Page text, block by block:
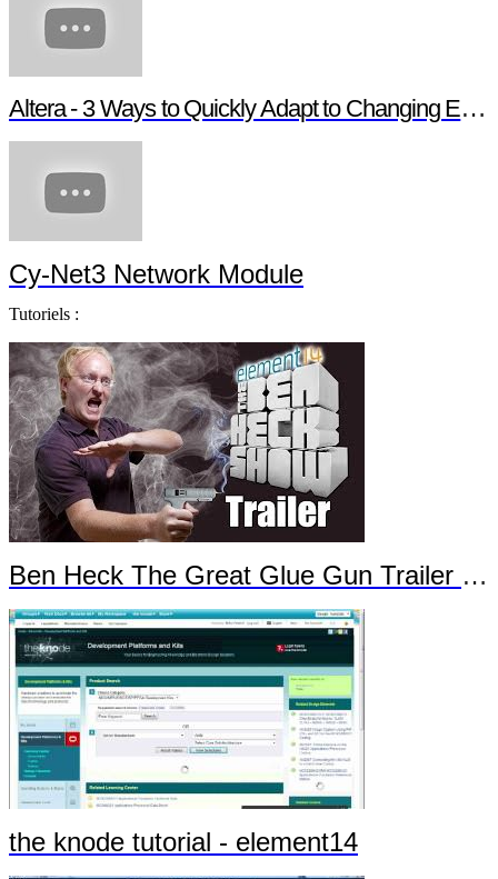
Altera - 3 Ways to Quickly Adapt to Changing Ethernet Protocols
Cy-Net3 Network Module
Tutoriels :
Ben Heck The Great Glue Gun Trailer Part 1
the knode tutorial - element14